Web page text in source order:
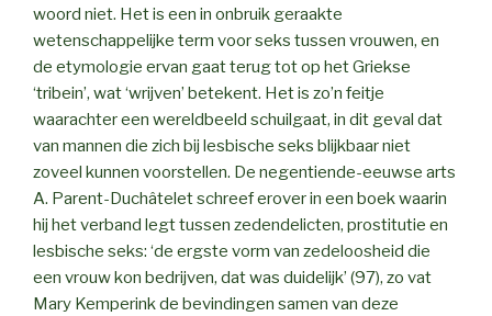
woord niet. Het is een in onbruik geraakte
wetenschappelijke term voor seks tussen vrouwen, en
de etymologie ervan gaat terug tot op het Griekse
‘tribein’, wat ‘wrijven’ betekent. Het is zo’n feitje
waarachter een wereldbeeld schuilgaat, in dit geval dat
van mannen die zich bij lesbische seks blijkbaar niet
zoveel kunnen voorstellen. De negentiende-eeuwse arts
A. Parent-Duchâtelet schreef erover in een boek waarin
hij het verband legt tussen zedendelicten, prostitutie en
lesbische seks: ‘de ergste vorm van zedeloosheid die
een vrouw kon bedrijven, dat was duidelijk’ (97), zo vat
Mary Kemperink de bevindingen samen van deze